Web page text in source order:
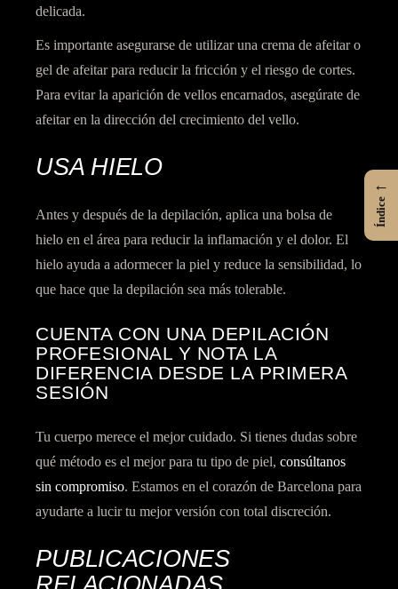
delicada.
Es importante asegurarse de utilizar una crema de afeitar o
gel de afeitarpara reducir la fricción y el riesgo de cortes.
Para evitar la aparición de vellos encarnados, asegúrate de
afeitar en la dirección del crecimiento del vello.
USA HIELO
Antes y después de la depilación,aplica una bolsa de
hielo en el áreapara reducir la inflamación y el dolor. El
hielo ayuda a adormecer la piel y reduce la sensibilidad, lo
que hace que la depilación sea más tolerable.
CUENTA CON UNA DEPILACIÓN
PROFESIONAL Y NOTA LA
DIFERENCIA DESDE LA PRIMERA
SESIÓN
Tu cuerpo merece el mejor cuidado. Si tienes dudas sobre
qué método es el mejor para tu tipo de piel,consúltanos
sin compromiso. Estamos en el corazón de Barcelona para
ayudarte a lucir tu mejor versión con total discreción.
PUBLICACIONES
←
Índice